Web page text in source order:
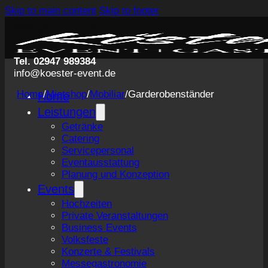
Skip to main content Skip to footer
Tel. 02947 989384
info@koester-event.de
Home
Leistungen
Getränke
Catering
Servicepersonal
Eventausstattung
Planung und Konzeption
Events
Hochzeiten
Private Veranstaltungen
Business Events
Volksfeste
Konzerte & Festivals
Messegastronomie
Home/Mietshop/Mobiliar/Garderobenständer